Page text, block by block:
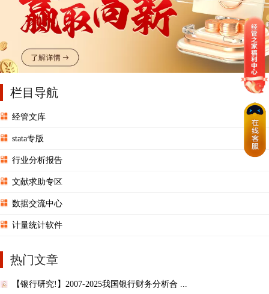
栏目导航
经管文库
stata专版
行业分析报告
文献求助专区
数据交流中心
计量统计软件
热门文章
【银行研究!】2007-2025我国银行财务分析合 ...